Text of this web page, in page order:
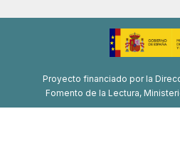
Proyecto financiado por la
Fomento de la Lectura,